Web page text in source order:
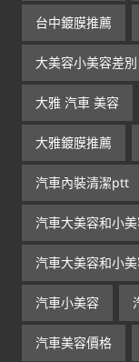
台中鍍膜推薦
大美容小美容差別
大雅 汽車 美容
大雅鍍膜推薦
汽車內裝清潔ptt
汽車大美容和小
汽車大美容和小
汽車小美容
汽車美容價格